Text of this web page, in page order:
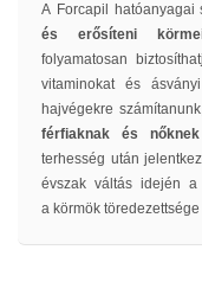
A Forcapil
és erősíteni
folyamatosan
vitaminokat és
hajvégekre
férfiaknak és
terhesség után
évszak váltás idején a
a körmök